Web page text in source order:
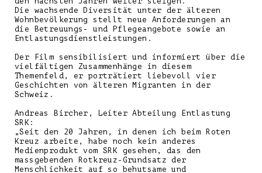
Die wachsende Diversität unter der älteren
Wohnbevölkerung stellt neue Anforderungen an
die Betreuungs- und Pflegeangebote sowie an
Entlastungsdienstleistungen.
Der Film sensibilisiert und informiert über die
vielfältigen Zusammenhänge in diesem
Themenfeld, er porträtiert liebevoll vier
Geschichten von älteren Migranten in der
Schweiz.
Andreas Bircher, Leiter Abteilung Entlastung
SRK:
„Seit den 20 Jahren, in denen ich beim Roten
Kreuz arbeite, habe noch kein anderes
Medienprodukt vom SRK gesehen, das den
massgebenden Rotkreuz-Grundsatz der
Menschlichkeit auf so behutsame und